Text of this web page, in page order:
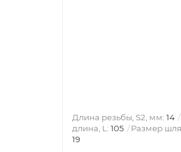
Длина резьбы, S2, мм: 14
длина, L: 105
Размер
19